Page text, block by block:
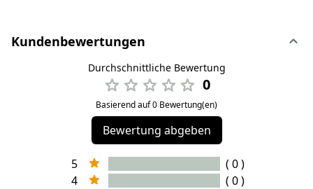
Kundenbewertungen
Durchschnittliche Bewertung
0
Basierend auf 0 Bewertung(en)
Bewertung abgeben
5
( 0 )
4
( 0 )